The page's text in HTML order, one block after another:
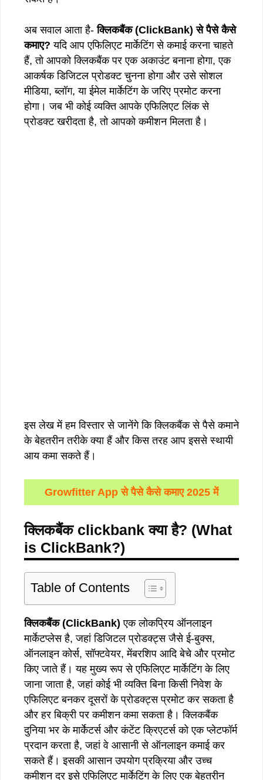
अब सवाल आता है-क्लिकबैंक(ClickBank)से पैसे कैसे
कमाए? यदि आप एफिलिएट मार्केटिंग से कमाई करना चाहते
हैं, तो आपको क्लिकबैंक पर एक अकाउंट बनाना होगा, एक
आकर्षक डिजिटल प्रोडक्ट चुनना होगा और उसे सोशल
मीडिया, ब्लॉग, या ईमेल मार्केटिंग के जरिए प्रमोट करना
होगा। जब भी कोई व्यक्ति आपके एफिलिएट लिंक से
प्रोडक्ट खरीदता है, तो आपको कमीशन मिलता है।
इस लेख में हम विस्तार से जानेंगे कि क्लिकबैंक से पैसे कमाने
के बेहतरीन तरीके क्या हैं और किस तरह आप इससे स्थायी
आय कमा सकते हैं।
Growfitter App से पैसे कैसे कमाए 2025 में
क्लिकबैंकclickbankक्या है? (What
is ClickBank?)
Table of Contents
क्लिकबैंक(ClickBank) एक लोकप्रिय ऑनलाइन
मार्केटप्लेस है, जहां डिजिटल प्रोडक्ट्स जैसे ई-बुक्स,
ऑनलाइन कोर्स, सॉफ्टवेयर, मेंबरशिप आदि बेचे और प्रमोट
किए जाते हैं। यह मुख्य रूप से एफिलिएट मार्केटिंग के लिए
जाना जाता है, जहां कोई भी व्यक्ति बिना किसी निवेश के
एफिलिएट बनकर दूसरों के प्रोडक्ट्स प्रमोट कर सकता है
और हर बिक्री पर कमीशन कमा सकता है। क्लिकबैंक
दुनिया भर के मार्केटर्स और कंटेंट क्रिएटर्स को एक प्लेटफॉर्म
प्रदान करता है, जहां वे आसानी से ऑनलाइन कमाई कर
सकते हैं। इसकी आसान उपयोग प्रक्रिया और उच्च
कमीशन दर इसे एफिलिएट मार्केटिंग के लिए एक बेहतरीन